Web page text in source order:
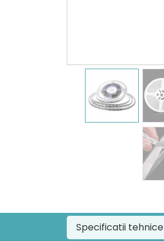
Specificatii tehnice